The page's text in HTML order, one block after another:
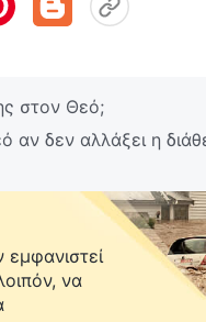
στον Θεό;
δεν αλλάξει η
να